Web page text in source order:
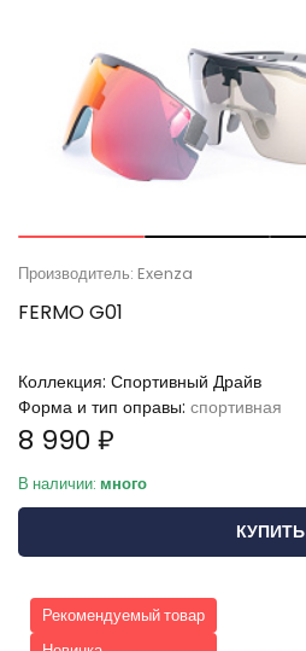
Производитель: Exenza
FERMO G01
Коллекция: Спортивный Драйв
Форма и тип оправы: спортивная
8 990 ₽
В наличии: много
КУПИТЬ
Рекомендуемый товар